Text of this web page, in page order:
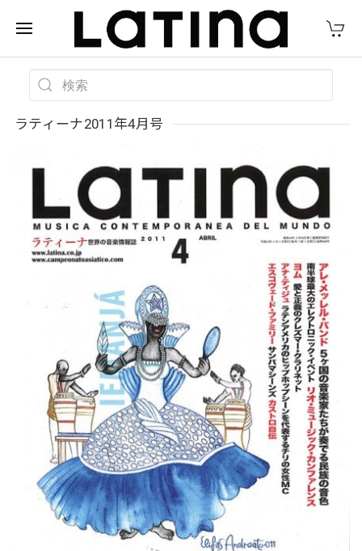
ラティーナ2011年4月号